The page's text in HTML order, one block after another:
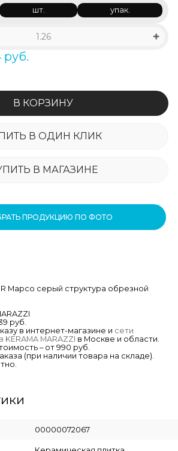
шт. упак.
руб.
В КОРЗИНУ
В ОДИН КЛИК
В МАГАЗИНЕ
ПРОДУКЦИЮ ПО ФОТО
Марсо серый структура обрезной
руб.
в интернет-магазине и сети
MARAZZI в Москве и области.
– от 990 руб.
(при наличии товара на складе).
00000072067